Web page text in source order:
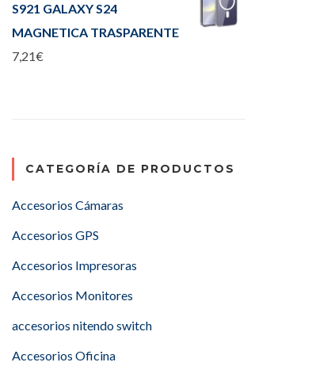
S921 GALAXY S24
MAGNETICA TRASPARENTE
7,21€
CATEGORÍA DE PRODUCTOS
Accesorios Cámaras
Accesorios GPS
Accesorios Impresoras
Accesorios Monitores
accesorios nitendo switch
Accesorios Oficina